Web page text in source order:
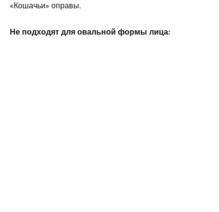
«Кошачьи» оправы.
Не подходят для овальной формы лица: